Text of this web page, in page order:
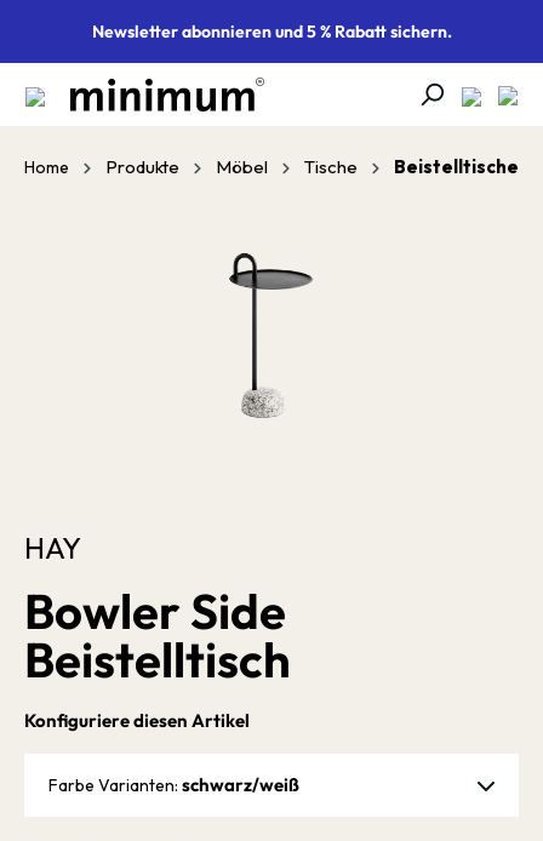
springenNewsletter abonnieren und 5 % Rabatt sichern.
Home Produkte Möbel Tische Beistelltische
HAY
Bowler Side
Beistelltisch
Konfiguriere diesen Artikel
Farbe Varianten: schwarz/weiß